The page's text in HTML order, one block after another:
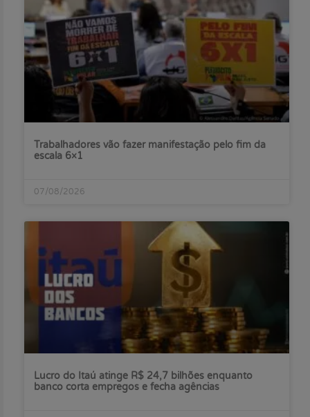
Trabalhadores vão fazer manifestação pelo fim da
escala 6×1
07/08/2026
Lucro do Itaú atinge R$ 24,7 bilhões enquanto
banco corta empregos e fecha agências